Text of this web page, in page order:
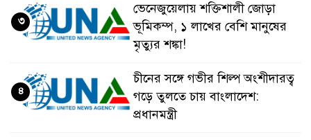
ভেনেজুয়েলায় শক্তিশালী জোড়া
ভূমিকম্প, ১ লাখের বেশি মানুষের
মৃত্যুর শঙ্কা!
৩
চীনের সঙ্গে গভীর শিল্প অংশীদারত্ব
গড়ে তুলতে চায় বাংলাদেশ:
প্রধানমন্ত্রী
৪